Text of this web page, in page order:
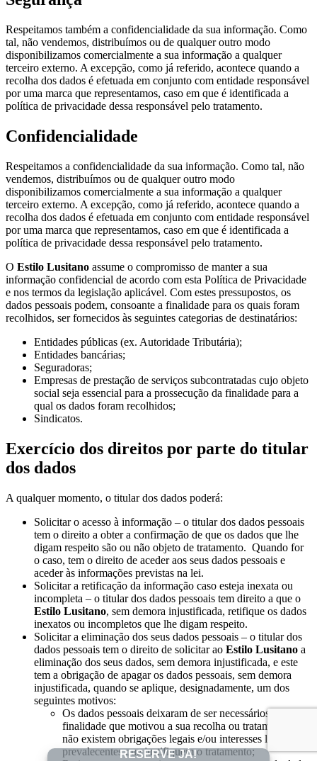
Respeitamos também a confidencialidade da sua informação. Como
tal, não vendemos, distribuímos ou de qualquer outro modo
disponibilizamos comercialmente a sua informação a qualquer
terceiro externo. A excepção, como já referido, acontece quando a
recolha dos dados é efetuada em conjunto com entidade responsável
por uma marca que representamos, caso em que é identificada a
política de privacidade dessa responsável pelo tratamento.
Confidencialidade
Respeitamos a confidencialidade da sua informação. Como tal, não
vendemos, distribuímos ou de qualquer outro modo
disponibilizamos comercialmente a sua informação a qualquer
terceiro externo. A excepção, como já referido, acontece quando a
recolha dos dados é efetuada em conjunto com entidade responsável
por uma marca que representamos, caso em que é identificada a
política de privacidade dessa responsável pelo tratamento.
O Estilo Lusitano assume o compromisso de manter a sua
informação confidencial de acordo com esta Política de Privacidade
e nos termos da legislação aplicável. Com estes pressupostos, os
dados pessoais podem, consoante a finalidade para os quais foram
recolhidos, ser fornecidos às seguintes categorias de destinatários:
Entidades públicas (ex. Autoridade Tributária);
Entidades bancárias;
Seguradoras;
Empresas de prestação de serviços subcontratadas cujo objeto
social seja essencial para a prossecução da finalidade para a
qual os dados foram recolhidos;
Sindicatos.
Exercício dos direitos por parte do titular
dos dados
A qualquer momento, o titular dos dados poderá:
Solicitar o acesso à informação – o titular dos dados pessoais
tem o direito a obter a confirmação de que os dados que lhe
digam respeito são ou não objeto de tratamento. Quando for
o caso, tem o direito de aceder aos seus dados pessoais e
aceder às informações previstas na lei.
Solicitar a retificação da informação caso esteja inexata ou
incompleta – o titular dos dados pessoais tem direito a que o
Estilo Lusitano, sem demora injustificada, retifique os dados
inexatos ou incompletos que lhe digam respeito.
Solicitar a eliminação dos seus dados pessoais – o titular dos
dados pessoais tem o direito de solicitar ao Estilo Lusitano a
eliminação dos seus dados, sem demora injustificada, e este
tem a obrigação de apagar os dados pessoais, sem demora
injustificada, quando se aplique, designadamente, um dos
seguintes motivos:
Os dados pessoais deixaram de ser necessários para a
finalidade que motivou a sua recolha ou tratamento e
não existem obrigações legais e/ou interesses legítimos
prevalecentes que justifiquem o tratamento;
RESERVE JÁ!